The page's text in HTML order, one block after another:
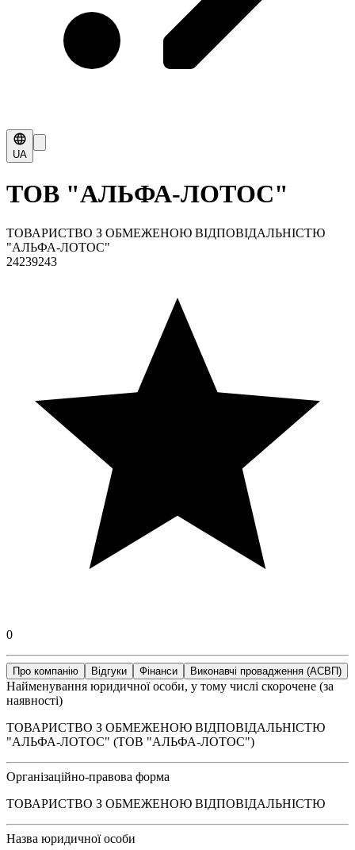
UA
ТОВ "АЛЬФА-ЛОТОС"
ТОВАРИСТВО З ОБМЕЖЕНОЮ ВІДПОВІДАЛЬНІСТЮ
"АЛЬФА-ЛОТОС"
24239243
0
Про компанію Відгуки Фінанси Виконавчі провадження (АСВП)
Найменування юридичної особи, у тому числі скорочене (за
наявності)
ТОВАРИСТВО З ОБМЕЖЕНОЮ ВІДПОВІДАЛЬНІСТЮ
"АЛЬФА-ЛОТОС" (ТОВ "АЛЬФА-ЛОТОС")
Організаційно-правова форма
ТОВАРИСТВО З ОБМЕЖЕНОЮ ВІДПОВІДАЛЬНІСТЮ
Назва юридичної особи